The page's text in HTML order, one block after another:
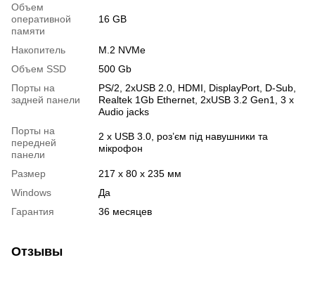
Объем
оперативной
памяти
16 GB
Накопитель
M.2 NVMe
Объем SSD
500 Gb
Порты на
задней панели
PS/2, 2хUSB 2.0, HDMI, DisplayPort, D-Sub,
Realtek 1Gb Ethernet, 2хUSB 3.2 Gen1, 3 x
Audio jacks
Порты на
передней
панели
2 х USB 3.0, роз’єм під навушники та
мікрофон
Размер
217 x 80 x 235 мм
Windows
Да
Гарантия
36 месяцев
Отзывы